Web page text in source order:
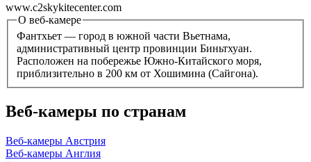
www.c2skykitecenter.com
О веб-камере
Фантхьет — город в южной части Вьетнама,
административный центр провинции Биньтхуан.
Расположен на побережье Южно-Китайского моря,
приблизительно в 200 км от Хошимина (Сайгона).
Веб-камеры по странам
Веб-камеры Австрия
Веб-камеры Англия